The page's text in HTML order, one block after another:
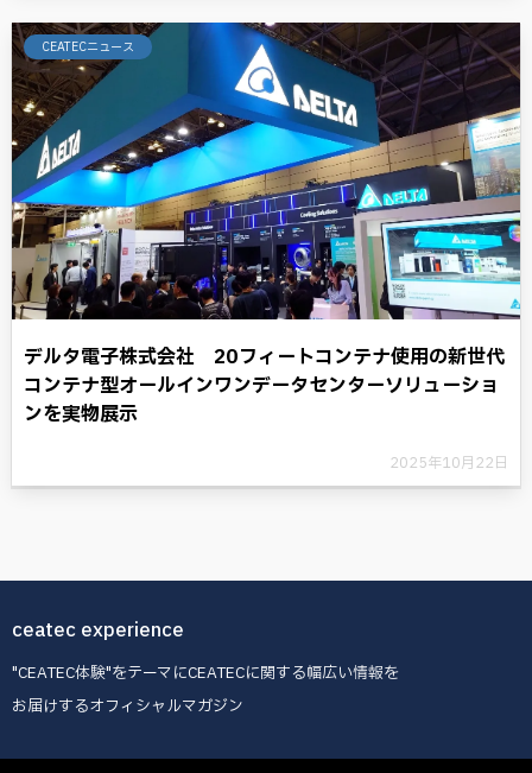
CEATECニュース
デルタ電子株式会社 20フィートコンテナ使用の新世代
コンテナ型オールインワンデータセンターソリューショ
ンを実物展示
2025年10月22日
ceatec experience
"CEATEC体験"をテーマにCEATECに関する幅広い情報を
お届けするオフィシャルマガジン